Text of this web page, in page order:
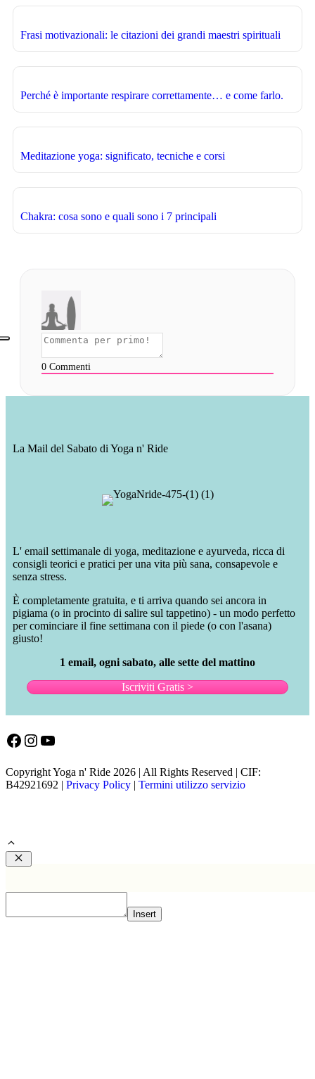
Frasi motivazionali: le citazioni dei grandi maestri spirituali
Perché è importante respirare correttamente… e come farlo.
Meditazione yoga: significato, tecniche e corsi
Chakra: cosa sono e quali sono i 7 principali
0 Commenti
La Mail del Sabato di Yoga n' Ride
L' email settimanale di yoga, meditazione e ayurveda, ricca di
consigli teorici e pratici per una vita più sana, consapevole e
senza stress.
È completamente gratuita, e ti arriva quando sei ancora in
pigiama (o in procinto di salire sul tappetino) - un modo perfetto
per cominciare il fine settimana con il piede (o con l'asana)
giusto!
1 email, ogni sabato, alle sette del mattino
Iscriviti Gratis >
Facebook
Instagram
YouTube
Copyright Yoga n' Ride 2026 | All Rights Reserved | CIF:
B42921692 | Privacy Policy | Termini utilizzo servizio
Chiudi
Insert